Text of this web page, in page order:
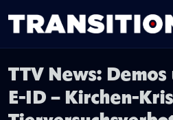
TTV News:
E-ID – Kirchen-